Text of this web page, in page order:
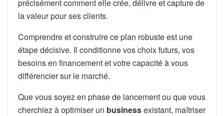
précisément comment elle crée, délivre et capture de
la valeur pour ses clients.
Comprendre et construire ce plan robuste est une
étape décisive. Il conditionne vos choix futurs, vos
besoins en financement et votre capacité à vous
différencier sur le marché.
Que vous soyez en phase de lancement ou que vous
cherchiez à optimiser un businessexistant, maîtriser